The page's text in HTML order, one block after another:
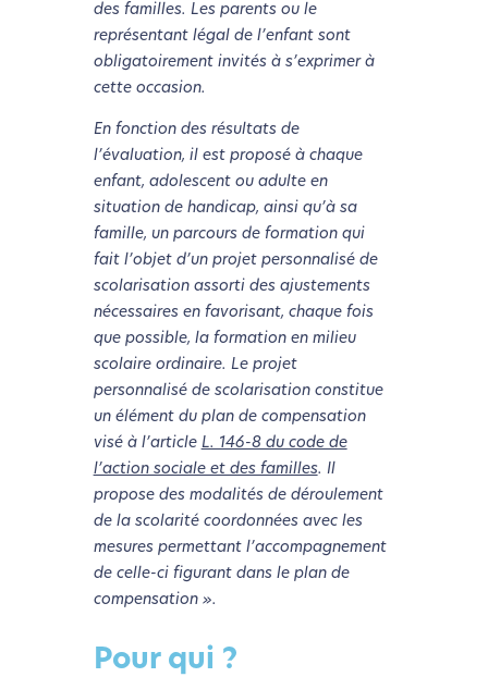
des familles. Les parents ou le
représentant légal de l’enfant sont
obligatoirement invités à s’exprimer à
cette occasion.
En fonction des résultats de
l’évaluation, il est proposé à chaque
enfant, adolescent ou adulte en
situation de handicap, ainsi qu’à sa
famille, un parcours de formation qui
fait l’objet d’un projet personnalisé de
scolarisation assorti des ajustements
nécessaires en favorisant, chaque fois
que possible, la formation en milieu
scolaire ordinaire. Le projet
personnalisé de scolarisation constitue
un élément du plan de compensation
visé à l’article L. 146-8 du code de
l’action sociale et des familles. Il
propose des modalités de déroulement
de la scolarité coordonnées avec les
mesures permettant l’accompagnement
de celle-ci figurant dans le plan de
compensation ».
Pour qui ?